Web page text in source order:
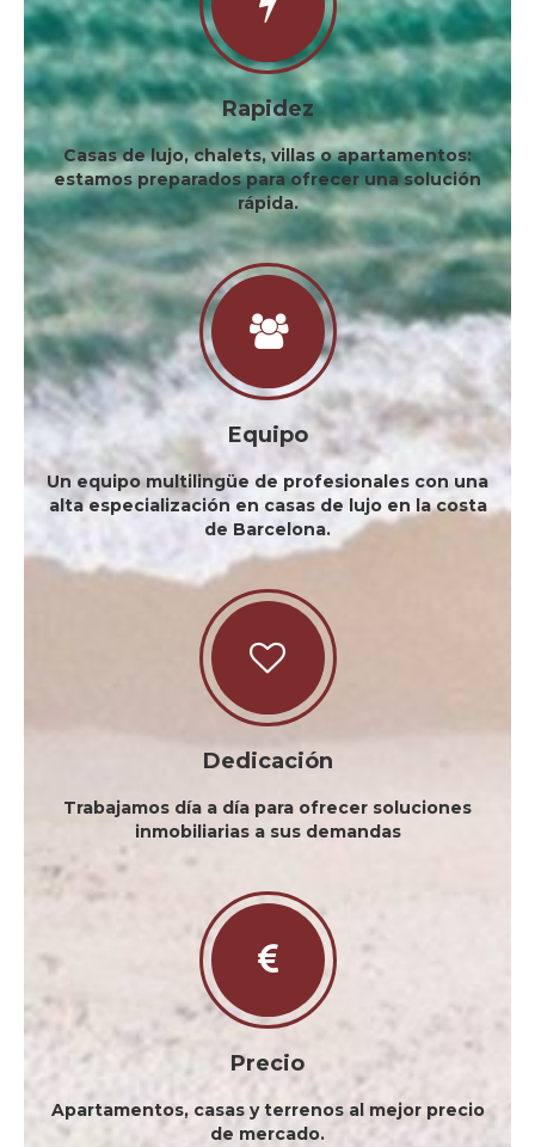
Rapidez
Casas de lujo, chalets, villas o apartamentos:
estamos preparados para ofrecer una solución
rápida.
Equipo
Un equipo multilingüe de profesionales con una
alta especialización en casas de lujo en la costa
de Barcelona.
Dedicación
Trabajamos día a día para ofrecer soluciones
inmobiliarias a sus demandas
Precio
Apartamentos, casas y terrenos al mejor precio
de mercado.